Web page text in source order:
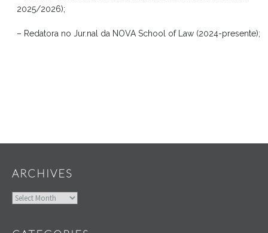
2025/2026);
– Redatora no Jur.nal da NOVA School of Law (2024-presente);
ARCHIVES
Archives